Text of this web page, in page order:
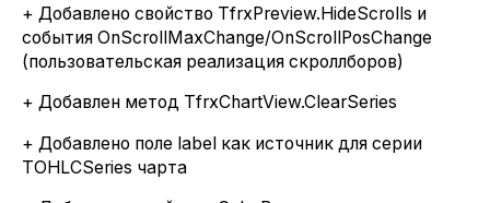
+ Добавлено свойство TfrxPreview.HideScrolls и
события OnScrollMaxChange/OnScrollPosChange
(пользовательская реализация скроллборов)
+ Добавлен метод TfrxChartView.ClearSeries
+ Добавлено поле label как источник для серии
TOHLCSeries чарта